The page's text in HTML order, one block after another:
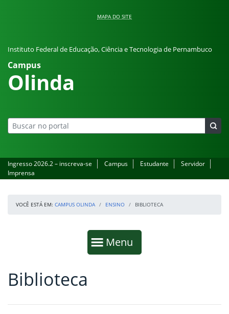
MAPA DO SITE
Instituto Federal de Educação, Ciência e Tecnologia de Pernambuco
Campus
Olinda
Ingresso 2026.2 – inscreva-se Campus Estudante
Servidor
Imprensa
VOCÊ ESTÁ EM: CAMPUS OLINDA ENSINO BIBLIOTECA
Mostrar
Menu
Fim da navegação
Início do conteúdo
Biblioteca